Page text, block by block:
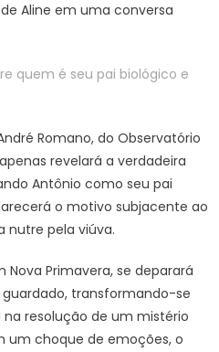
Aline em uma conversa
quem é seu pai biológico e
Romano, do Observatório
revelará a verdadeira
Antônio como seu pai
o motivo subjacente ao
nutre pela viúva.
Primavera, se deparará
transformando-se
resolução de um mistério
um choque de emoções, o